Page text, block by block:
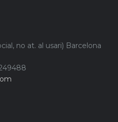
no at. al usari) Barcelona